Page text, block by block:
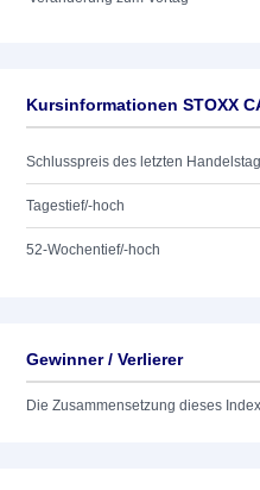
Kursinformationen STOXX
Schlusspreis des letzten
Tagestief/-hoch
52-Wochentief/-hoch
Gewinner / Verlierer
Die Zusammensetzung dieses